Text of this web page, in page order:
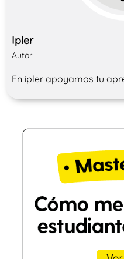
Ipler
Autor
En ipler apoyamos tu